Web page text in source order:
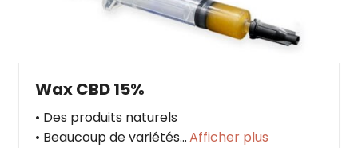
Wax CBD 15%
• Des produits naturels
• Beaucoup de variétés...Afficher plus